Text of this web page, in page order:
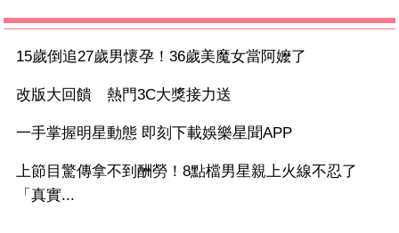
15歲倒追27歲男懷孕！36歲美魔女當阿嬤了
改版大回饋 熱門3C大獎接力送
一手掌握明星動態 即刻下載娛樂星聞APP
上節目驚傳拿不到酬勞！8點檔男星親上火線不忍了
「真實...